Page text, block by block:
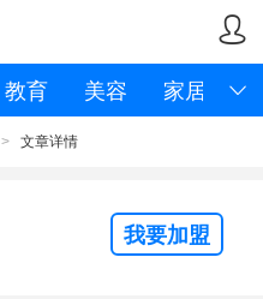


教育 美容 家居
> 文章详情
我要加盟